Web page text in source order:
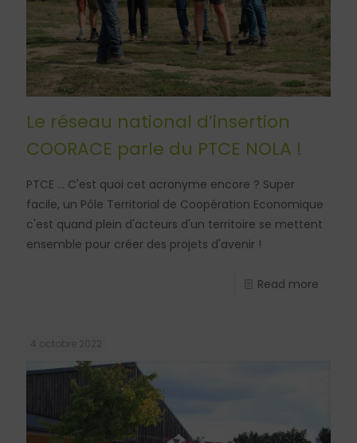
Le réseau national d’insertion
COORACE parle du PTCE NOLA !
PTCE ... C'est quoi cet acronyme encore ? Super
facile, un Pôle Territorial de Coopération Economique
c'est quand plein d'acteurs d'un territoire se mettent
ensemble pour créer des projets d'avenir !
Read more
4 octobre 2022